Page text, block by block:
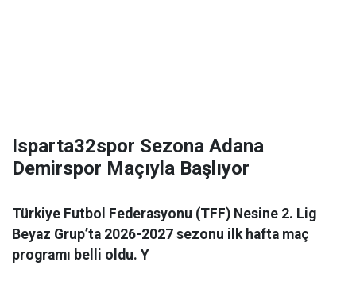
Isparta32spor Sezona Adana
Demirspor Maçıyla Başlıyor
Türkiye Futbol Federasyonu (TFF) Nesine 2. Lig
Beyaz Grup’ta 2026-2027 sezonu ilk hafta maç
programı belli oldu. Y